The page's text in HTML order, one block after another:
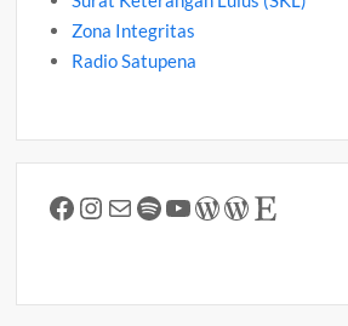
Zona Integritas
Radio Satupena
Facebook
Instagram
MailSpotify
YouTube
WordPress
WordPress
Etsy